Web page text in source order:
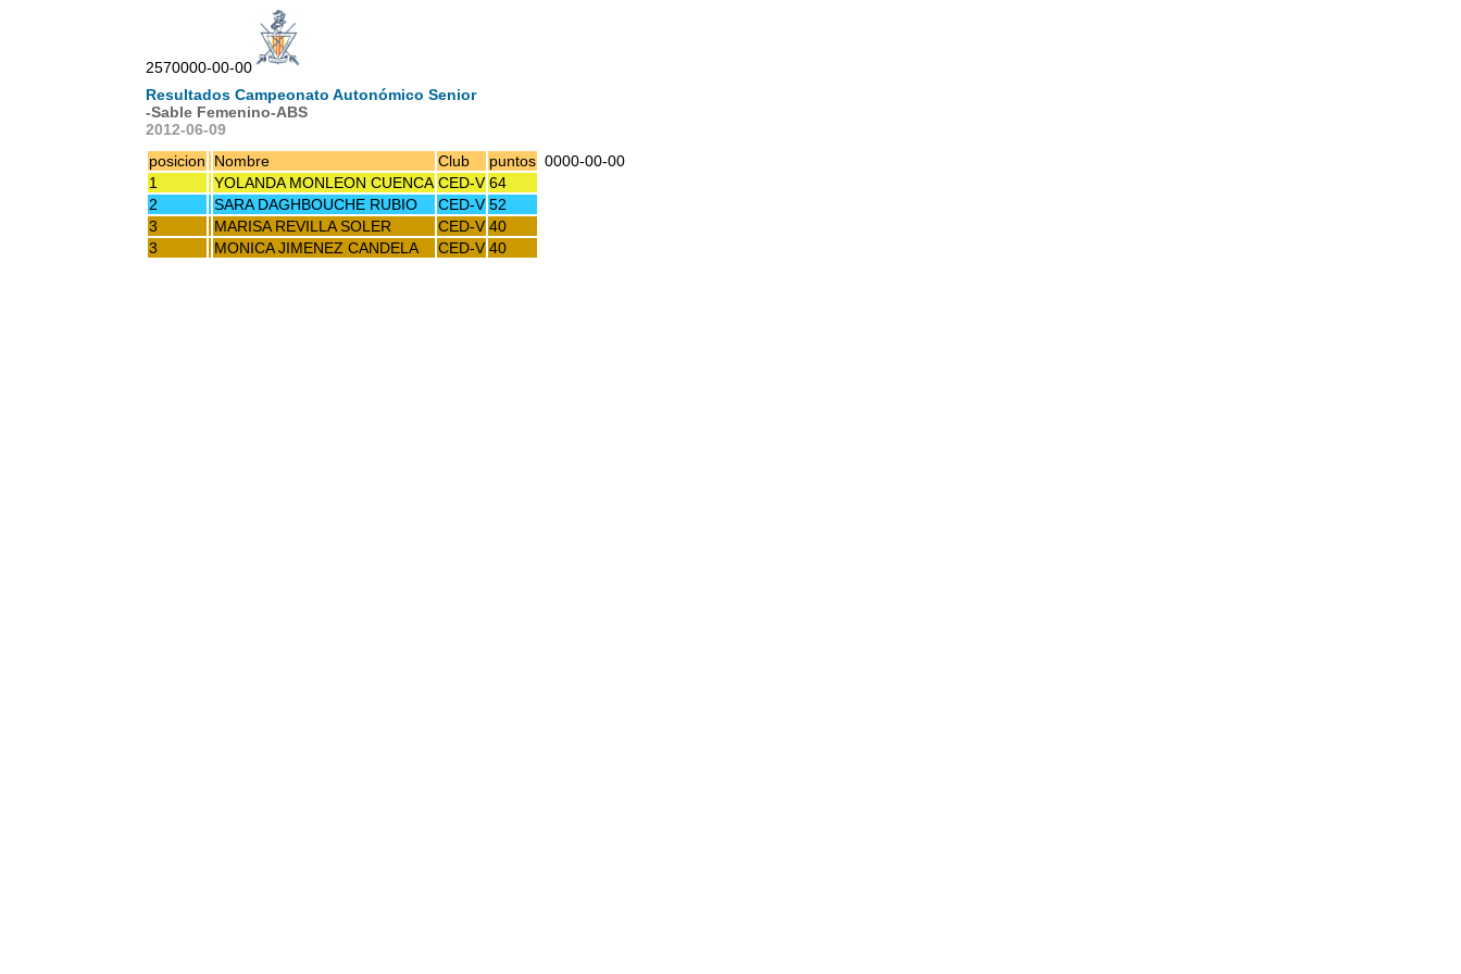
2570000-00-00
Resultados Campeonato Autonómico Senior
-Sable Femenino-ABS
2012-06-09
posicion
Nombre Club puntos 0000-00-00
1
YOLANDA MONLEON CUENCA CED-V 64
2
SARA DAGHBOUCHE RUBIO CED-V 52
3
MARISA REVILLA SOLER CED-V 40
3
MONICA JIMENEZ CANDELA CED-V 40